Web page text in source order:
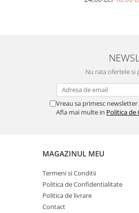
Nu rata ofertele
Vreau sa primesc
Afla mai multe in Politica
MAGAZINUL MEU
Termeni si Conditii
Politica de Confidentialitate
Politica de livrare
Contact